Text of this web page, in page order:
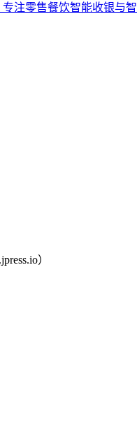
注零售餐饮智能收银与智
）